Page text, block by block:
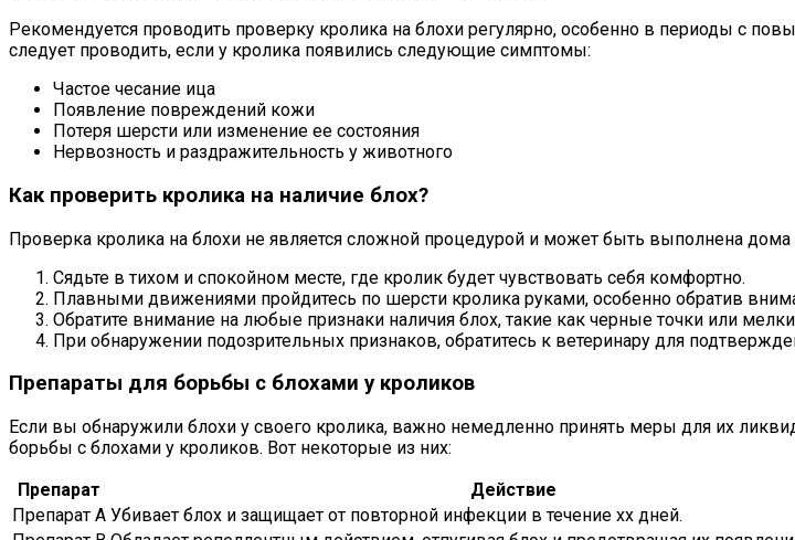
Рекомендуется проводить проверку кролика на блохи регулярно, особенно в периоды с
следует проводить, если у кролика появились следующие симптомы:
Частое чесание ица
Появление повреждений кожи
Потеря шерсти или изменение ее состояния
Нервозность и раздражительность у животного
Как проверить кролика на наличие блох?
Проверка кролика на блохи не является сложной процедурой и может быть выполнена
Сядьте в тихом и спокойном месте, где кролик будет чувствовать себя комфортно.
Плавными движениями пройдитесь по шерсти кролика руками, особенно обратив
Обратите внимание на любые признаки наличия блох, такие как черные точки или
При обнаружении подозрительных признаков, обратитесь к ветеринару для
Препараты для борьбы с блохами у кроликов
Если вы обнаружили блохи у своего кролика, важно немедленно принять меры для их
борьбы с блохами у кроликов. Вот некоторые из них:
Препарат
Действие
Препарат A Убивает блох и защищает от повторной инфекции в течение xx дней.